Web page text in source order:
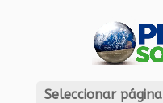
Seleccionar página